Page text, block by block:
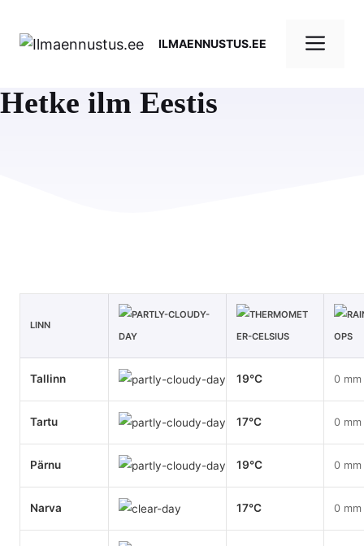
content
ILMAENNUSTUS.EE
Hetke ilm Eestis
LINN
Tallinn 19°C 0 mm
Tartu 17°C 0 mm
Pärnu 19°C 0 mm
Narva 17°C 0 mm